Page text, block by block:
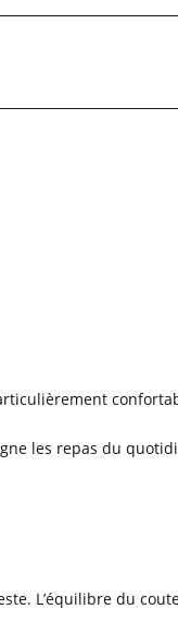
les repas du
L’équilibre du